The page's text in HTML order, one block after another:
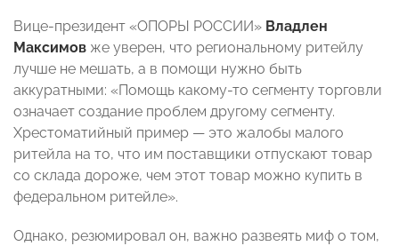
Вице-президент «ОПОРЫ РОССИИ» Владлен
Максимов же уверен, что региональному ритейлу
лучше не мешать, а в помощи нужно быть
аккуратными: «Помощь какому-то сегменту торговли
означает создание проблем другому сегменту.
Хрестоматийный пример — это жалобы малого
ритейла на то, что им поставщики отпускают товар
со склада дороже, чем этот товар можно купить в
федеральном ритейле».
Однако, резюмировал он, важно развеять миф о том,